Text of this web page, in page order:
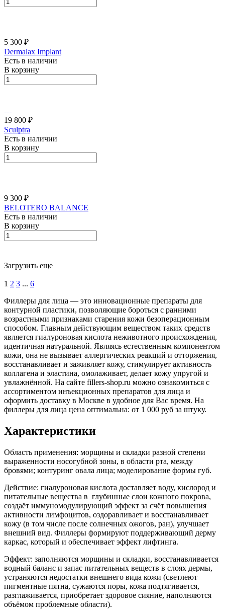
5 300 ₽
Dermalax Implant
Есть в наличии
В корзину
19 800 ₽
Sculptra
Есть в наличии
В корзину
9 300 ₽
BELOTERO BALАNCE
Есть в наличии
В корзину
Загрузить еще
1 2 3 ... 6
Филлеры для лица — это инновационные препараты для
контурной пластики, позволяющие бороться с ранними
возрастными признаками старения кожи безоперационным
способом. Главным действующим веществом таких средств
является гиалуроновая кислота неживотного происхождения,
идентичная натуральной. Являясь естественным компонентом
кожи, она не вызывает аллергических реакций и отторжения,
восстанавливает и заживляет кожу, стимулирует активность
коллагена и эластина, омолаживает, делает кожу упругой и
увлажнённой. На сайте fillers-shop.ru можно ознакомиться с
ассортиментом инъекционных препаратов для лица и
оформить доставку в Москве в удобное для Вас время. На
филлеры для лица цена оптимальна: от 1 000 руб за штуку.
Характеристики
Область применения: морщины и складки разной степени
выраженности носогубной зоны, в области рта, между
бровями; контуринг овала лица; моделирование формы губ.
Действие: гиалуроновая кислота доставляет воду, кислород и
питательные вещества в глубинные слои кожного покрова,
создаёт иммуномодулирующий эффект за счёт повышения
активности лимфоцитов, оздоравливает и восстанавливает
кожу (в том числе после солнечных ожогов, ран), улучшает
внешний вид. Филлеры формируют поддерживающий дерму
каркас, который и обеспечивает эффект лифтинга.
Эффект: заполняются морщины и складки, восстанавливается
водный баланс и запас питательных веществ в слоях дермы,
устраняются недостатки внешнего вида кожи (светлеют
пигментные пятна, сужаются поры, кожа подтягивается,
разглаживается, приобретает здоровое сияние, наполняются
объёмом проблемные области).